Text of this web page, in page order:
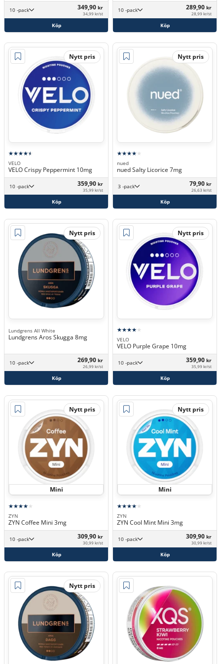
10 -pack 349,90 kr
34,99 kr/st
Köp
10 -pack 289,90 kr
28,99 kr/st
Köp
Nytt pris
VELO
VELO Crispy Peppermint 10mg
10 -pack 359,90 kr
35,99 kr/st
Köp
Nytt pris
nued
nued Salty Licorice 7mg
3 -pack 79,90 kr
26,63 kr/st
Köp
Nytt pris
Lundgrens All White
Lundgrens Aros Skugga 8mg
10 -pack 269,90 kr
26,99 kr/st
Köp
Nytt pris
VELO
VELO Purple Grape 10mg
10 -pack 359,90 kr
35,99 kr/st
Köp
Nytt pris
Mini
ZYN
ZYN Coffee Mini 3mg
10 -pack 309,90 kr
30,99 kr/st
Köp
Nytt pris
Mini
ZYN
ZYN Cool Mint Mini 3mg
10 -pack 309,90 kr
30,99 kr/st
Köp
Nytt pris